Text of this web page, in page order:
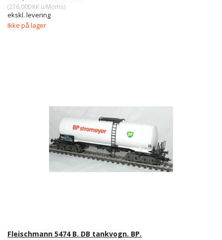
(276,00DKK u/Moms)
ekskl. levering
Ikke på lager
Fleischmann 5474 B. DB tankvogn. BP.